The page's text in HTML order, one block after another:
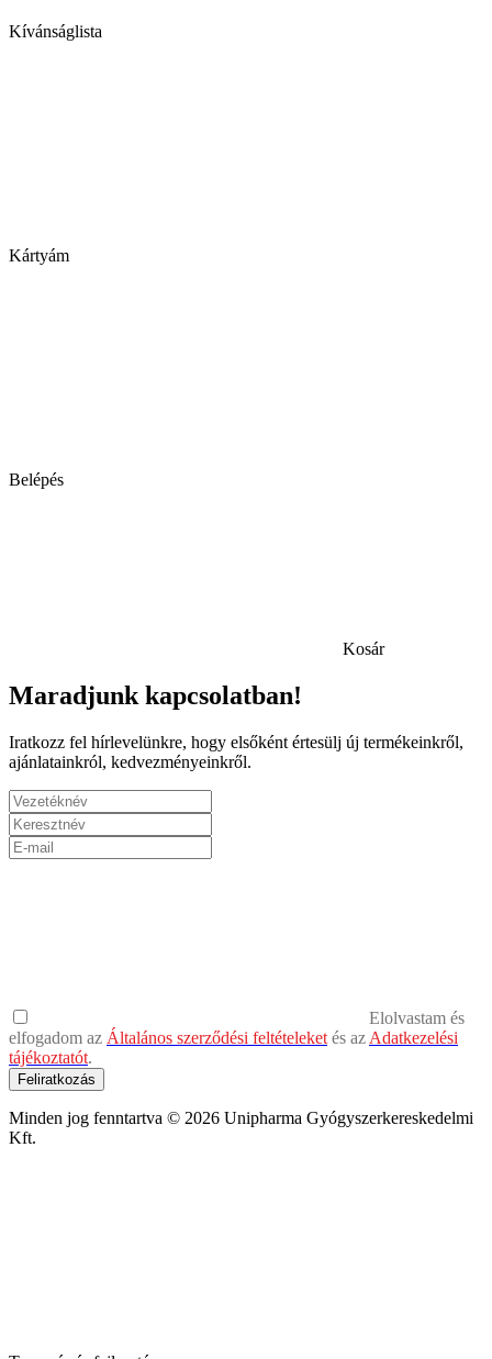
Kívánságlista
Kártyám
Belépés
Kosár
Maradjunk kapcsolatban!
Iratkozz fel hírlevelünkre, hogy elsőként értesülj új termékeinkről,
ajánlatainkról, kedvezményeinkről.
Elolvastam és
elfogadom az Általános szerződési feltételeket és az Adatkezelési
tájékoztatót.
Feliratkozás
Minden jog fenntartva © 2026 Unipharma Gyógyszerkereskedelmi
Kft.